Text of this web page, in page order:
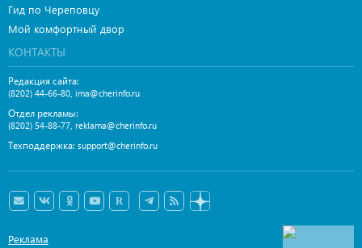
Гид по Череповцу
Мой комфортный двор
КОНТАКТЫ
Редакция сайта:
(8202) 44-66-80, ima@cherinfo.ru
Отдел рекламы:
(8202) 54-88-77, reklama@cherinfo.ru
Техподдержка: support@cherinfo.ru
Реклама